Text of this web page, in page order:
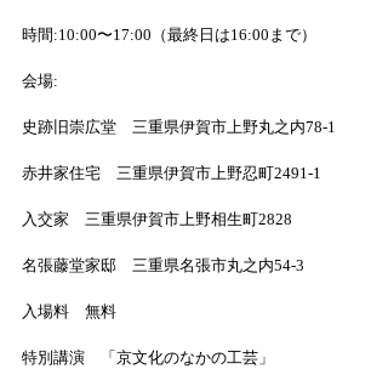
時間:10:00〜17:00（最終日は16:00まで）
会場:
史跡旧崇広堂　三重県伊賀市上野丸之内78-1
赤井家住宅　三重県伊賀市上野忍町2491-1
入交家　三重県伊賀市上野相生町2828
名張藤堂家邸　三重県名張市丸之内54-3
入場料　無料
特別講演　「京文化のなかの工芸」